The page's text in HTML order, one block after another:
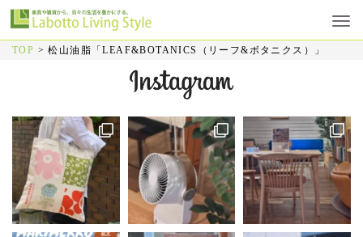
TOP >松山油脂「LEAF&BOTANICS（リーフ&ボタニクス）」